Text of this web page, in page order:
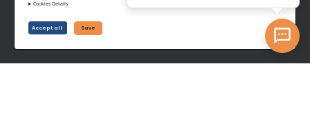
Cookies Details
Accept all Save
©www.topotrade.com All rights reserved from 2017 to 2026
Terms of Service